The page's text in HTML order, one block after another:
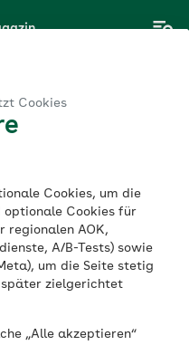
Cookies
Cookies, um die
optionale Cookies für
regionalen AOK,
A/B-Tests) sowie
um die Seite stetig
später zielgerichtet
„Alle akzeptieren“
Frozen
besten?